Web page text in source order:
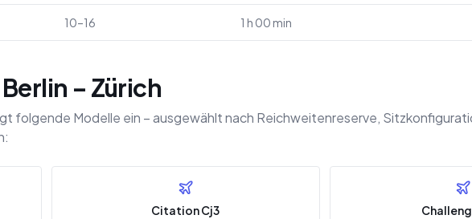
10–16 1 h 00 min
– Zürich
folgende Modelle ein – ausgewählt nach Reichweitenreserve,
Citation Cj3